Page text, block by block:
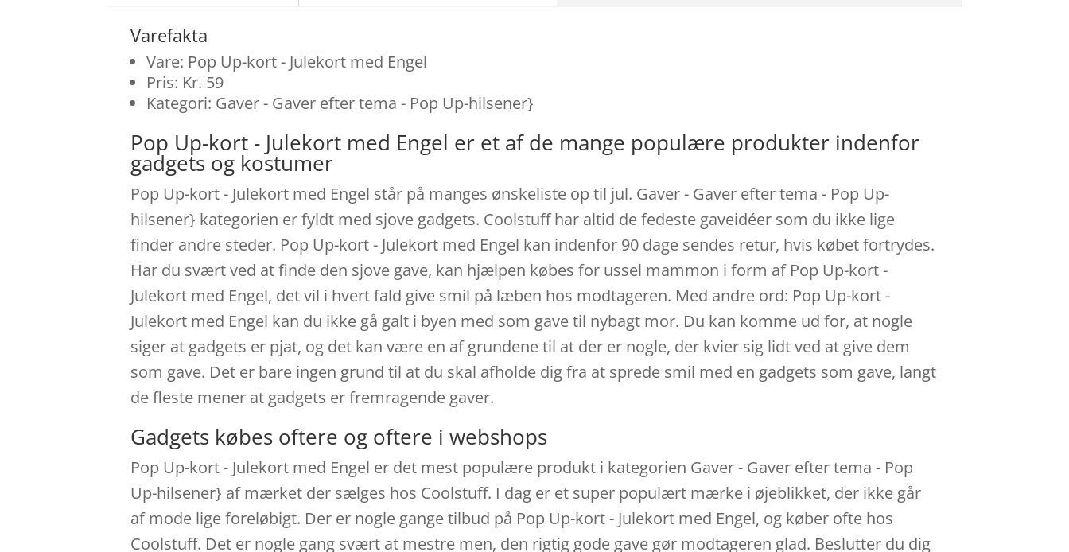
Varefakta
Vare: Pop Up-kort - Julekort med Engel
Pris: Kr. 59
Kategori: Gaver - Gaver efter tema - Pop Up-hilsener}
Pop Up-kort - Julekort med Engel er et af de mange populære produkter indenfor
gadgets og kostumer
Pop Up-kort - Julekort med Engel står på manges ønskeliste op til jul. Gaver - Gaver efter tema - Pop Up-
hilsener} kategorien er fyldt med sjove gadgets. Coolstuff har altid de fedeste gaveidéer som du ikke lige
finder andre steder. Pop Up-kort - Julekort med Engel kan indenfor 90 dage sendes retur, hvis købet fortrydes.
Har du svært ved at finde den sjove gave, kan hjælpen købes for ussel mammon i form af Pop Up-kort -
Julekort med Engel, det vil i hvert fald give smil på læben hos modtageren. Med andre ord: Pop Up-kort -
Julekort med Engel kan du ikke gå galt i byen med som gave til nybagt mor. Du kan komme ud for, at nogle
siger at gadgets er pjat, og det kan være en af grundene til at der er nogle, der kvier sig lidt ved at give dem
som gave. Det er bare ingen grund til at du skal afholde dig fra at sprede smil med en gadgets som gave, langt
de fleste mener at gadgets er fremragende gaver.
Gadgets købes oftere og oftere i webshops
Pop Up-kort - Julekort med Engel er det mest populære produkt i kategorien Gaver - Gaver efter tema - Pop
Up-hilsener} af mærket der sælges hos Coolstuff. I dag er et super populært mærke i øjeblikket, der ikke går
af mode lige foreløbigt. Der er nogle gange tilbud på Pop Up-kort - Julekort med Engel, og køber ofte hos
Coolstuff. Det er nogle gang svært at mestre men, den rigtig gode gave gør modtageren glad. Beslutter du dig